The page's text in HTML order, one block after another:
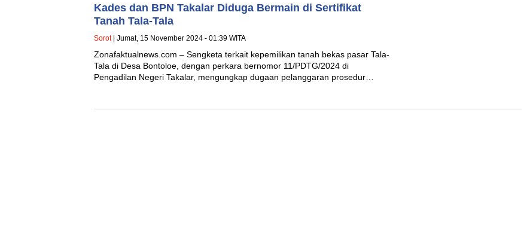
Kades dan BPN Takalar Diduga Bermain di Sertifikat
Tanah Tala-Tala
Sorot| Jumat, 15 November 2024 - 01:39 WITA
Zonafaktualnews.com – Sengketa terkait kepemilikan tanah bekas pasar Tala-
Tala di Desa Bontoloe, dengan perkara bernomor 11/PDTG/2024 di
Pengadilan Negeri Takalar, mengungkap dugaan pelanggaran prosedur…